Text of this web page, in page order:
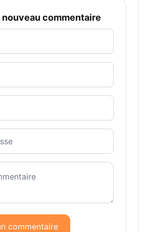
commentaire
commentaire